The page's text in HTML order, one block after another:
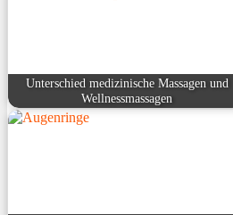
Unterschied medizinische Massagen und
Wellnessmassagen